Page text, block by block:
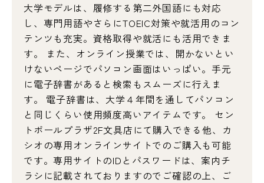
ウェブサイトポリシー特定商取引法表示ショップ運営元
サイトマップ
SOCIAL MEDIA
大学モデルは、履修する第二外国語にも対応
し、専門用語やさらにTOEIC対策や就活用のコン
テンツも充実。資格取得や就活にも活用できま
す。 また、オンライン授業では、開かないとい
けないページでパソコン画面はいっぱい。手元
に電子辞書があると検索もスムーズに行えま
す。 電子辞書は、大学４年間を通してパソコン
と同じくらい使用頻度高いアイテムです。 セン
トポールプラザ2F文具店にて購入できる他、カ
シオの専用オンラインサイトでのご購入も可能
です。専用サイトのIDとパスワードは、案内チ
ラシに記載されておりますのでご確認の上、ご